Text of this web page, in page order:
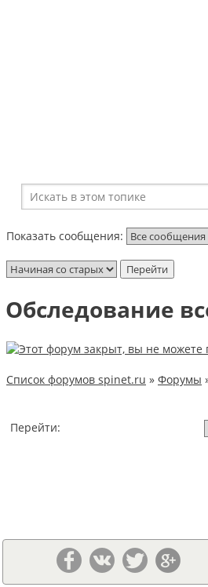
Показать сообщения:
Обследование
Список форумов spinet.ru » Форумы
Перейти: